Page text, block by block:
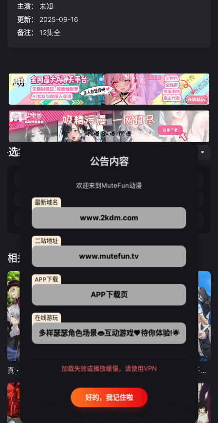
温！最终，舞台移师夏威夷——一场关乎真心与谎言的终极对
主演：
未知
更新：
2025-09-16
备注：
12集全
选集播放
第41集
第46集 第47集
相关推荐
真・进化果 实不知不觉踏上胜利的人生 东京猫猫 NEW～♡ 弹珠汽水瓶里的千岁同学
公告内容
欢迎来到MuteFun动漫
最新域名
www.2kdm.com
二站地址
www.mutefun.tv
APP下载
APP下载页
在线游玩
多样瑟瑟角色场景👄互动游戏💗待你体验!🌟
加载失败或播放缓慢，请使用VPN
好的，我记住啦